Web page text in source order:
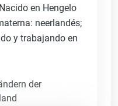
en Hengelo
neerlandés;
y trabajando en
der